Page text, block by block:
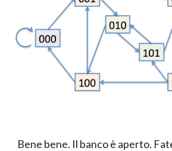
Bene bene. Il banco è aperto.